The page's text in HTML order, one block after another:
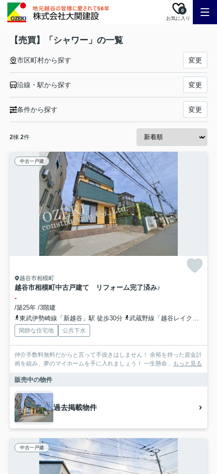
お気に入り
0
【売買】「シャワー」の一覧
市区町村から探す 変更
沿線・駅から探す 変更
条件から探す 変更
2棟 2件
中古一戸建
越谷市相模町
越谷市相模町中古戸建て リフォーム完了済み♪
-
/築25年 /3階建
東武伊勢崎線「新越谷」駅 徒歩30分
武蔵野線「越谷レイクタウン」駅 徒歩28分
閑静な住宅地 公共下水
仲介手数料無料だからと言って手抜きはしません！ 余裕を持った資金計
画を組み、夢のマイホームを手に入れましょう！ 一生懸命... もっと見る
販売中の物件
過去掲載物件
中古一戸建